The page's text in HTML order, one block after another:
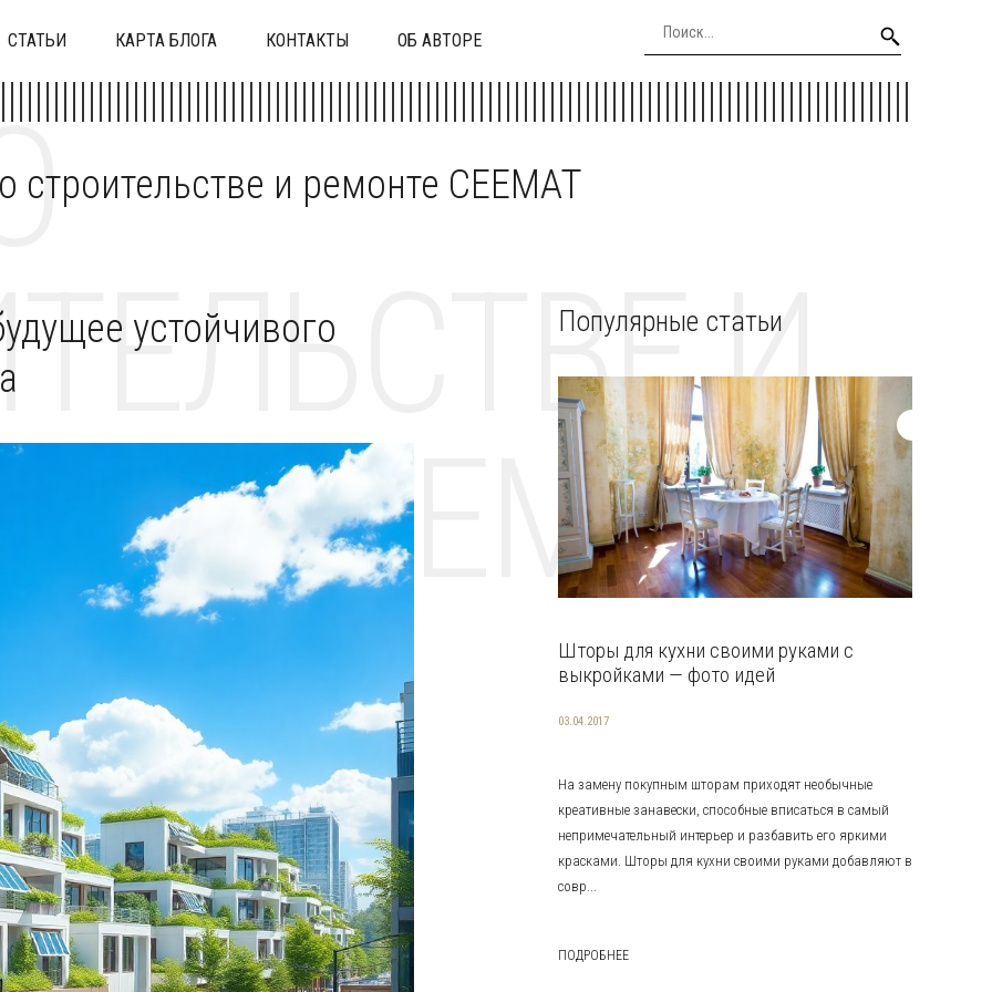
СТАТЬИ КАРТА БЛОГА КОНТАКТЫ ОБ АВТОРЕ
строительстве и ремонте CEEMAT
И
CEEMAT
устойчивого
Популярные статьи
Шторы для кухни своими руками с
выкройками — фото идей
03.04.2017
На замену покупным шторам приходят необычные
креативные занавески, способные вписаться в самый
непримечательный интерьер и разбавить его яркими
красками. Шторы для кухни своими руками добавляют в
совр...
ПОДРОБНЕЕ